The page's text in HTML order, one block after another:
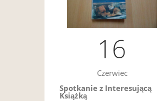
16
Czerwiec
Spotkanie z Interesującą
Książką